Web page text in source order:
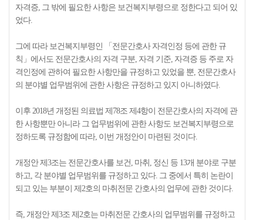
자격증, 그 밖에 필요한 사항은 보건복지부령으로 정한다고 되어 있
었다.
그에 따라 보건복지부령인 「전문간호사 자격인정 등에 관한 규
칙」에서도 전문간호사의 자격 구분, 자격 기준, 자격증 등 주로 자
격인정에 관하여 필요한 사항만을 규정하고 있었을 뿐, 전문간호사
의 분야별 업무범위에 관한 사항은 규정하고 있지 아니하였다.
이후 2018년 개정된 의료법 제78조 제4항이 전문간호사의 자격에 관
한 사항뿐만 아니라 그 업무범위에 관한 사항도 보건복지부령으로
정하도록 규정함에 따라, 이번 개정안이 마련된 것이다.
개정안 제3조는 전문간호사를 보건, 마취, 정신 등 13개 분야로 구분
하고, 각 분야별 업무범위를 규정하고 있다. 그 중에서 특히 논란이
되고 있는 부분이 제2호의 마취전문 간호사의 업무에 관한 것이다.
즉, 개정안 제3조 제2호는 마취전문 간호사의 업무범위를 규정하고